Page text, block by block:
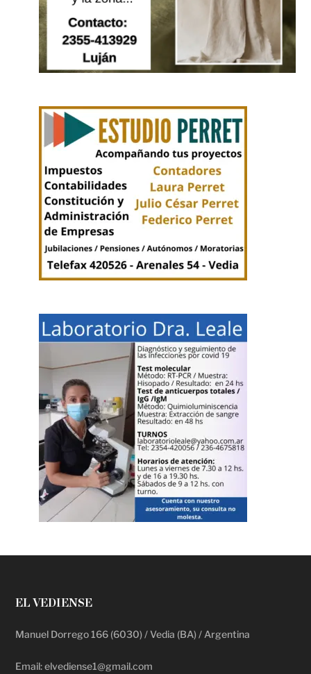
EL VEDIENSE
Manuel Dorrego 166 (6030) / Vedia (BA) / Argentina
Email: elvediense1@gmail.com